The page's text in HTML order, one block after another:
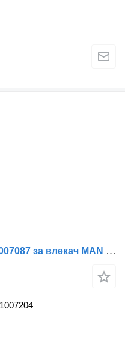
Компресор за въздух 51541007087 за влекач MAN TGA